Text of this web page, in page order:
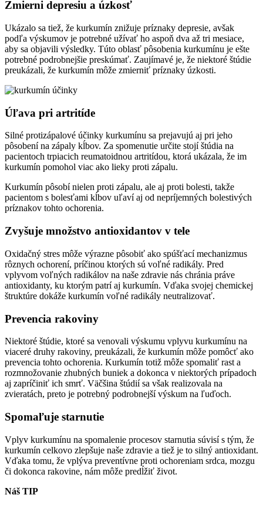
Zmierni depresiu a úzkosť
Ukázalo sa tiež, že kurkumín znižuje príznaky depresie, avšak
podľa výskumov je potrebné užívať ho aspoň dva až tri mesiace,
aby sa objavili výsledky. Túto oblasť pôsobenia kurkumínu je ešte
potrebné podrobnejšie preskúmať. Zaujímavé je, že niektoré štúdie
preukázali, že kurkumín môže zmierniť príznaky úzkosti.
Úľava pri artritíde
Silné protizápalové účinky kurkumínu sa prejavujú aj pri jeho
pôsobení na zápaly kĺbov. Za spomenutie určite stojí štúdia na
pacientoch trpiacich reumatoidnou artritídou, ktorá ukázala, že im
kurkumín pomohol viac ako lieky proti zápalu.
Kurkumín pôsobí nielen proti zápalu, ale aj proti bolesti, takže
pacientom s bolesťami kĺbov uľaví aj od nepríjemných bolestivých
príznakov tohto ochorenia.
Zvyšuje množstvo antioxidantov v tele
Oxidačný stres môže výrazne pôsobiť ako spúšťací mechanizmus
rôznych ochorení, príčinou ktorých sú voľné radikály. Pred
vplyvom voľných radikálov na naše zdravie nás chránia práve
antioxidanty, ku ktorým patrí aj kurkumín. Vďaka svojej chemickej
štruktúre dokáže kurkumín voľné radikály neutralizovať.
Prevencia rakoviny
Niektoré štúdie, ktoré sa venovali výskumu vplyvu kurkumínu na
viaceré druhy rakoviny, preukázali, že kurkumín môže pomôcť ako
prevencia tohto ochorenia. Kurkumín totiž môže spomaliť rast a
rozmnožovanie zhubných buniek a dokonca v niektorých prípadoch
aj zapríčiniť ich smrť. Väčšina štúdií sa však realizovala na
zvieratách, preto je potrebný podrobnejší výskum na ľuďoch.
Spomaľuje starnutie
Vplyv kurkumínu na spomalenie procesov starnutia súvisí s tým, že
kurkumín celkovo zlepšuje naše zdravie a tiež je to silný antioxidant.
Vďaka tomu, že vplýva preventívne proti ochoreniam srdca, mozgu
či dokonca rakovine, nám môže predĺžiť život.
Náš TIP